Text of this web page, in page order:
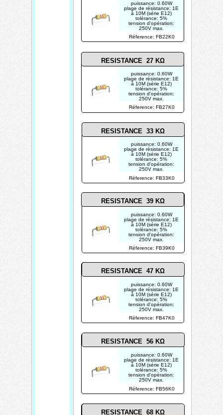
RESISTANCE 33 KΩ
RESISTANCE 27 KΩ
RESISTANCE 47 KΩ
RESISTANCE 56 KΩ
RESISTANCE 68 KΩ
RESISTANCE 39 KΩ
Réference: FB22K0
Réference: FB27K0
Réference: FB33K0
Réference: FB39K0
Réference: FB47K0
Réference: FB56K0
puissance: 0.60W
plage de résistance: 1E
à 10M (série E12)
tolérance: 5%
tension d'opération:
250V max.
puissance: 0.60W
plage de résistance: 1E
à 10M (série E12)
tolérance: 5%
tension d'opération:
250V max.
puissance: 0.60W
plage de résistance: 1E
à 10M (série E12)
tolérance: 5%
tension d'opération:
250V max.
puissance: 0.60W
plage de résistance: 1E
à 10M (série E12)
tolérance: 5%
tension d'opération:
250V max.
puissance: 0.60W
plage de résistance: 1E
à 10M (série E12)
tolérance: 5%
tension d'opération:
250V max.
puissance: 0.60W
plage de résistance: 1E
à 10M (série E12)
tolérance: 5%
tension d'opération:
250V max.